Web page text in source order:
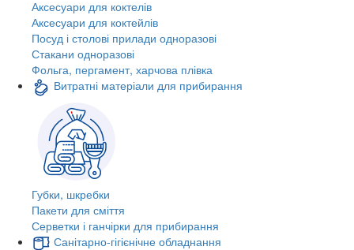
Аксесуари для коктелів
Аксесуари для коктейлів
Посуд і столові прилади одноразові
Стакани одноразові
Фольга, пергамент, харчова плівка
Витратні матеріали для прибирання
Губки, шкребки
Пакети для сміття
Серветки і ганчірки для прибирання
Санітарно-гігієнічне обладнання